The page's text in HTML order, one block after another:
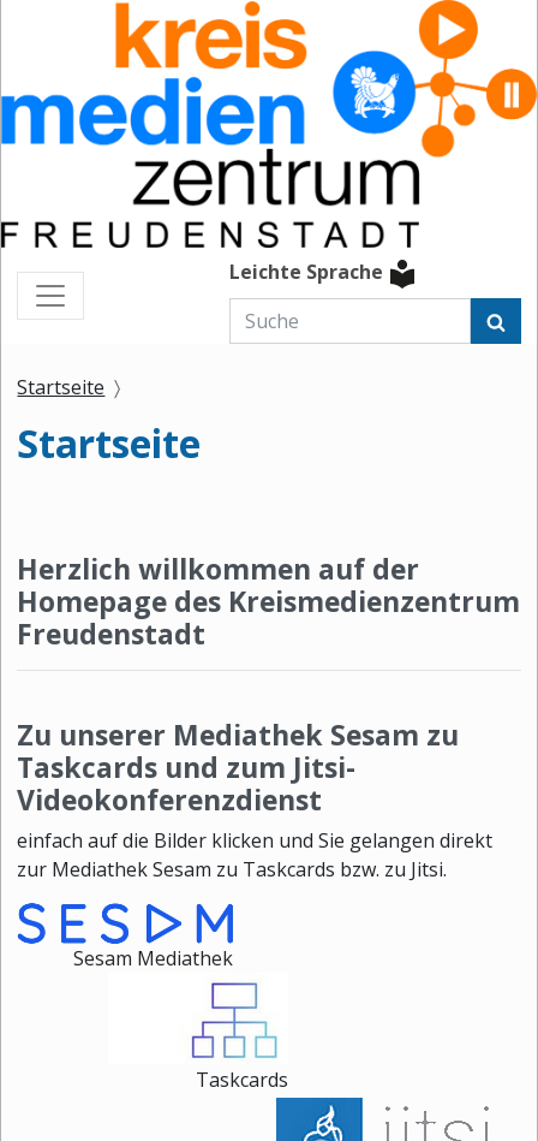
Leichte Sprache
Startseite
Startseite
Herzlich willkommen auf der
Homepage des Kreismedienzentrum
Freudenstadt
Zu unserer Mediathek Sesam zu
Taskcards und zum Jitsi-
Videokonferenzdienst
einfach auf die Bilder klicken und Sie gelangen direkt
zur Mediathek Sesam zu Taskcards bzw. zu Jitsi.
Sesam Mediathek
Taskcards